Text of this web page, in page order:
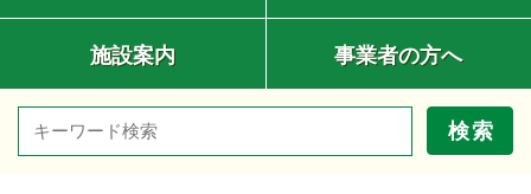
施設案内 事業者の方へ
検索